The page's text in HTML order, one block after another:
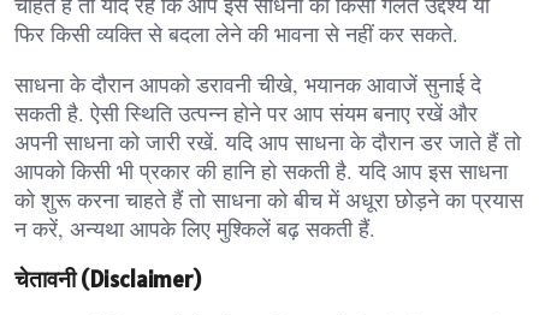
फिर किसी व्यक्ति से बदला लेने की भावना से नहीं कर सकते.
साधना के दौरान आपको डरावनी चीखे, भयानक आवाजें सुनाई दे
सकती है. ऐसी स्थिति उत्पन्न होने पर आप संयम बनाए रखें और
अपनी साधना को जारी रखें. यदि आप साधना के दौरान डर जाते हैं तो
आपको किसी भी प्रकार की हानि हो सकती है. यदि आप इस साधना
को शुरू करना चाहते हैं तो साधना को बीच में अधूरा छोड़ने का प्रयास
न करें, अन्यथा आपके लिए मुश्किलें बढ़ सकती हैं.
चेतावनी (Disclaimer)